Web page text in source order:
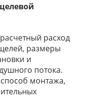
расход
размеры
и
потока.
монтажа,